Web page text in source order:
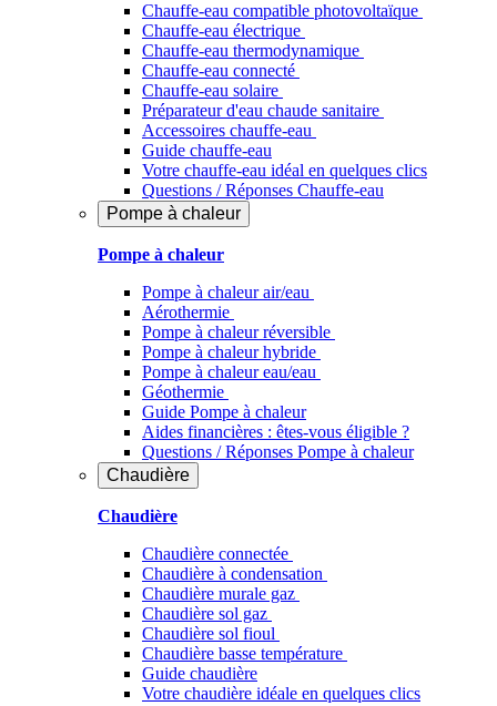
Chauffe-eau compatible photovoltaïque
Chauffe-eau électrique
Chauffe-eau thermodynamique
Chauffe-eau connecté
Chauffe-eau solaire
Préparateur d'eau chaude sanitaire
Accessoires chauffe-eau
Guide chauffe-eau
Votre chauffe-eau idéal en quelques clics
Questions / Réponses Chauffe-eau
Pompe à chaleur
Pompe à chaleur
Pompe à chaleur air/eau
Aérothermie
Pompe à chaleur réversible
Pompe à chaleur hybride
Pompe à chaleur​ eau/eau
Géothermie
Guide Pompe à chaleur
Aides financières : êtes-vous éligible ?
Questions / Réponses Pompe à chaleur
Chaudière
Chaudière
Chaudière connectée
Chaudière à condensation
Chaudière murale gaz
Chaudière sol gaz
Chaudière sol fioul
Chaudière basse température
Guide chaudière
Votre chaudière idéale en quelques clics